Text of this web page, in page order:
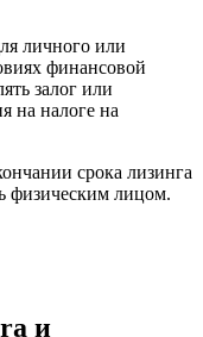
личного или
финансовой
залог или
на налоге на
срока лизинга
физическим лицом.
и